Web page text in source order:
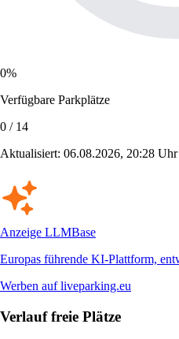
0%
Verfügbare Parkplätze
0 / 14
Aktualisiert: 06.08.2026, 20:28 Uhr
Anzeige LLMBase
Europas führende KI-Plattform,
Werben auf liveparking.eu
Verlauf freie Plätze